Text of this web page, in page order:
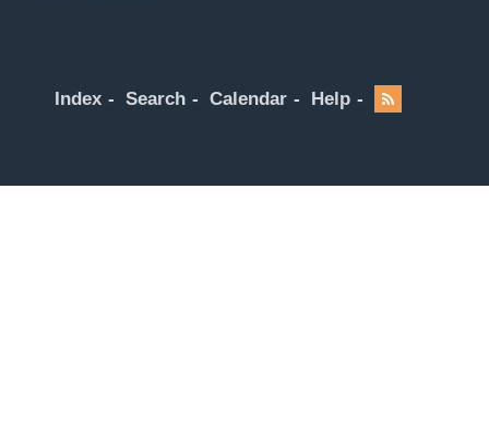
Index Search Calendar Help